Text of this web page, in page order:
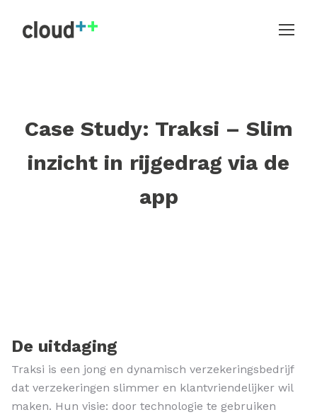
Case Study: Traksi – Slim
inzicht in rijgedrag via de
app
De uitdaging
Traksi is een jong en dynamisch verzekeringsbedrijf
dat verzekeringen slimmer en klantvriendelijker wil
maken. Hun visie: door technologie te gebruiken